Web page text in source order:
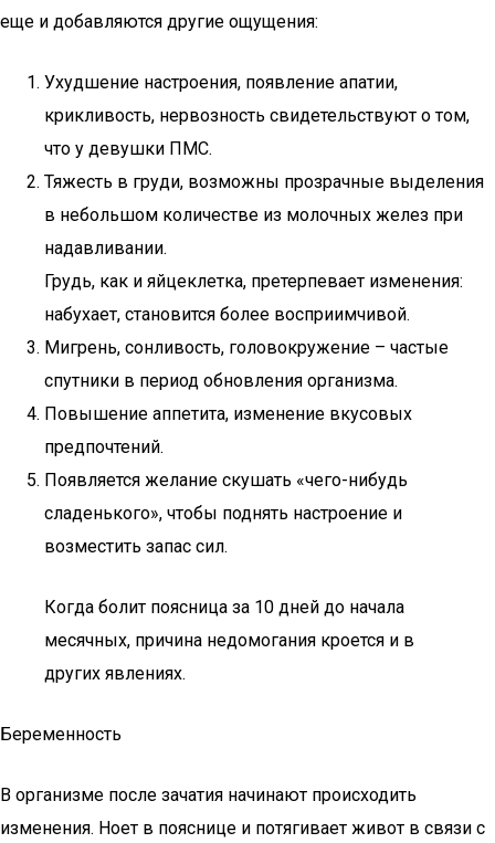
еще и добавляются другие ощущения:
Ухудшение настроения, появление апатии,
крикливость, нервозность свидетельствуют о том,
что у девушки ПМС.
Тяжесть в груди, возможны прозрачные выделения
в небольшом количестве из молочных желез при
надавливании.
Грудь, как и яйцеклетка, претерпевает изменения:
набухает, становится более восприимчивой.
Мигрень, сонливость, головокружение – частые
спутники в период обновления организма.
Повышение аппетита, изменение вкусовых
предпочтений.
Появляется желание скушать «чего-нибудь
сладенького», чтобы поднять настроение и
возместить запас сил.
Когда болит поясница за 10 дней до начала
месячных, причина недомогания кроется и в
других явлениях.
Беременность
В организме после зачатия начинают происходить
изменения. Ноет в пояснице и потягивает живот в связи с